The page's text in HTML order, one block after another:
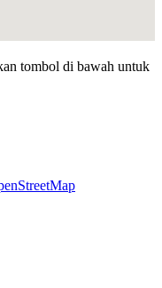
tombol di bawah untuk